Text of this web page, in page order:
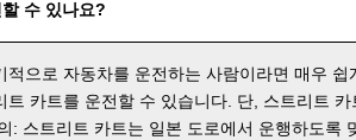
수 있나요?
적으로 자동차를 운전하는 사람이라면 매우
트 카트를 운전할 수 있습니다. 단, 스트리트
: 스트리트 카트는 일본 도로에서 운행하도록